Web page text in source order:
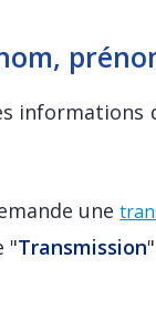
informations
une
"Transmission